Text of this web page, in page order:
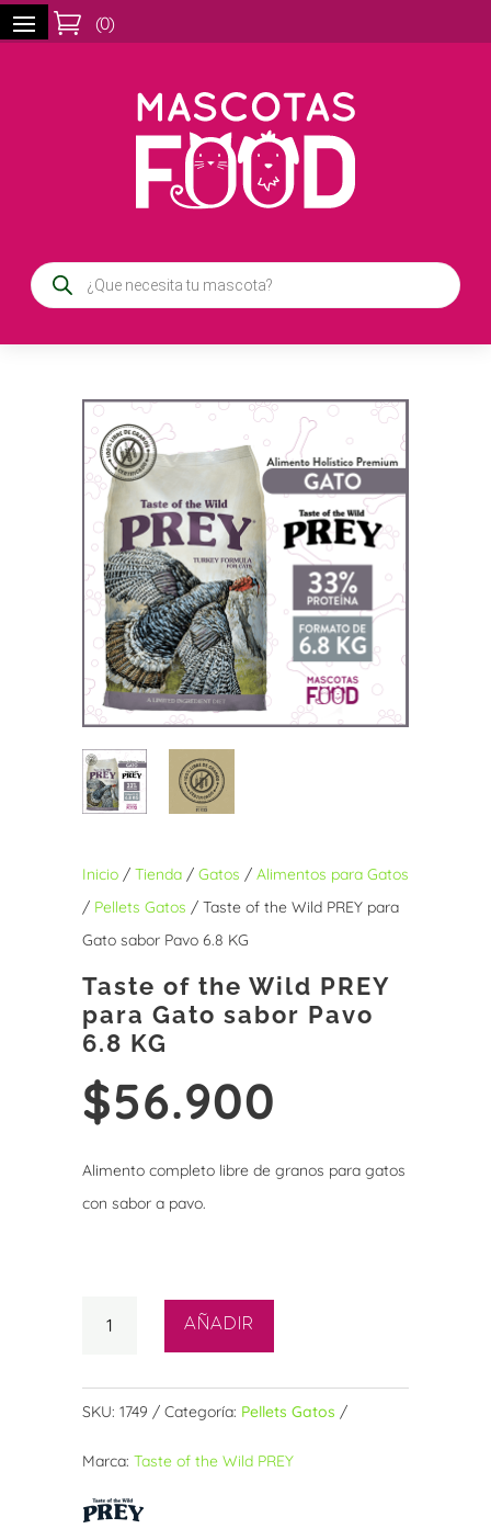
 (0)
Búsqueda
de
productos
Inicio/ Tienda/ Gatos / Alimentos para Gatos
/ Pellets Gatos / Taste of the Wild PREY para
Gato sabor Pavo 6.8 KG
Taste of the Wild PREY
para Gato sabor Pavo
6.8 KG
$56.900
Alimento completo libre de granos para gatos
con sabor a pavo.
Wild
Gato
AÑADIR
SKU: 1749 Categoría: Pellets Gatos
Marca: Taste of the Wild PREY